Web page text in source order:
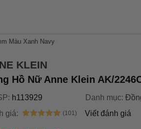
Màu Xanh Navy
KLEIN
Hồ Nữ Anne Klein AK/
h113929 Danh mục:
giá:
Viết đánh giá